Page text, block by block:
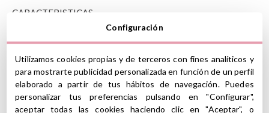
CARACTERISTICAS
ondulatorio
Sensor de llanto
La concha brilla en un relajante color aguamarina(brillo
ajustable)
Reproduce 2 sonidos relajantes: Melodía tranquila y Olas del
Configuración
Utilizamos cookies propias y de terceros con fines analíticos y
para mostrarte publicidad personalizada en función de un perfil
elaborado a partir de tus hábitos de navegación. Puedes
personalizar tus preferencias pulsando en "Configurar",
aceptar todas las cookies haciendo clic en "Aceptar", o